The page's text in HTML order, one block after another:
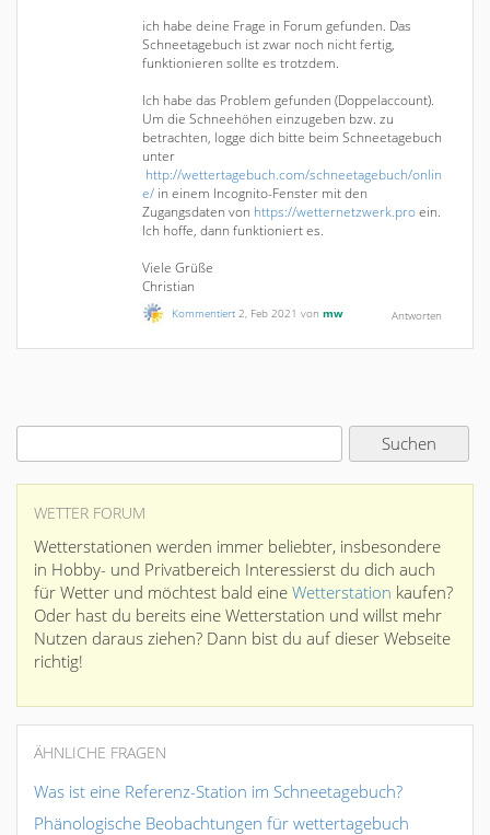
ich habe deine Frage in Forum gefunden. Das
Schneetagebuch ist zwar noch nicht fertig,
funktionieren sollte es trotzdem.
Ich habe das Problem gefunden (Doppelaccount).
Um die Schneehöhen einzugeben bzw. zu
betrachten, logge dich bitte beim Schneetagebuch
unter
http://wettertagebuch.com/schneetagebuch/onlin
e/ in einem Incognito-Fenster mit den
Zugangsdaten von https://wetternetzwerk.proein.
Ich hoffe, dann funktioniert es.
Viele Grüße
Christian
Kommentiert 2, Feb 2021 von mw
WETTER FORUM
Wetterstationen werden immer beliebter, insbesondere
in Hobby- und Privatbereich Interessierst du dich auch
für Wetter und möchtest bald eine Wetterstation kaufen?
Oder hast du bereits eine Wetterstation und willst mehr
Nutzen daraus ziehen? Dann bist du auf dieser Webseite
richtig!
ÄHNLICHE FRAGEN
Was ist eine Referenz-Station im Schneetagebuch?
Phänologische Beobachtungen für wettertagebuch